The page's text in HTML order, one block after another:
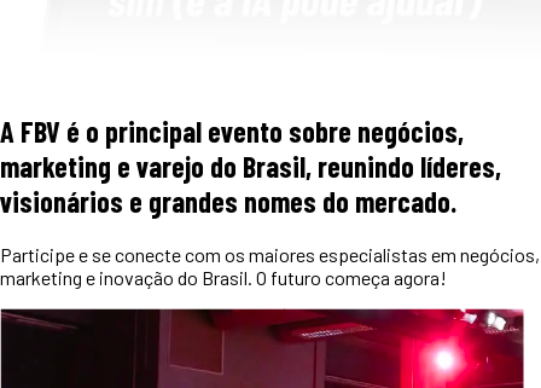
A FBV é o principal evento sobre negócios,
marketing e varejo do Brasil, reunindo líderes,
visionários e grandes nomes do mercado.
Participe e se conecte com os maiores especialistas em negócios,
marketing e inovação do Brasil. O futuro começa agora!